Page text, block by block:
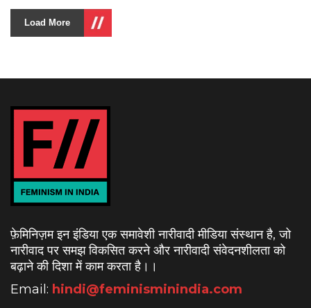
Load More
फ़ेमिनिज़म इन इंडिया एक समावेशी नारीवादी मीडिया संस्थान है, जो
नारीवाद पर समझ विकसित करने और नारीवादी संवेदनशीलता को
बढ़ाने की दिशा में काम करता है। ।
Email: hindi@feminisminindia.com